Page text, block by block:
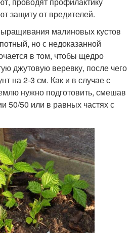
защиту от вредителей.
малиновых кустов
но с недоказанной
в том, чтобы щедро
джутовую веревку, после чего
на 2-3 см. Как и в случае с
нужно подготовить, смешав
50/50 или в равных частях с